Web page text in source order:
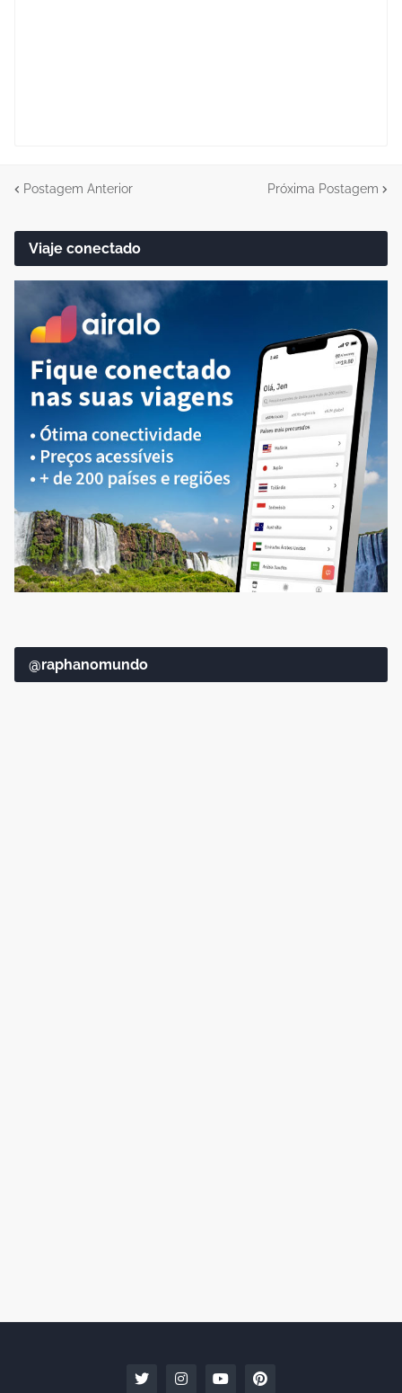
Postagem Anterior Próxima Postagem
Viaje conectado
@raphanomundo